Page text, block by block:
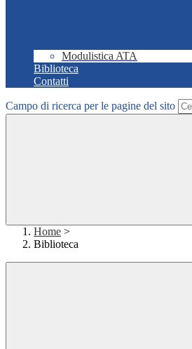
Modulistica ATA
Biblioteca
Contatti
Campo di ricerca per le pagine del sito
Home >
Biblioteca